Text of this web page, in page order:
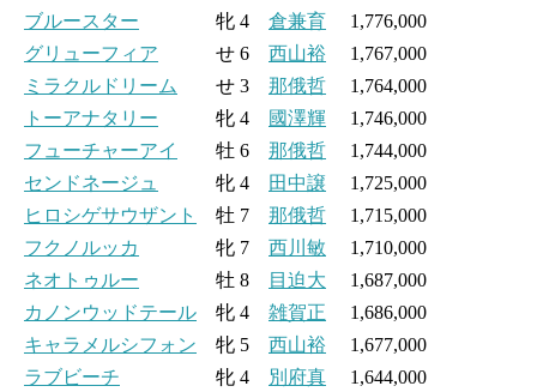
ブルースター 牝 4 倉兼育 1,776,000
グリューフィア せ 6 西山裕 1,767,000
ミラクルドリーム
せ 3 那俄哲 1,764,000
トーアナタリー 牝 4 國澤輝 1,746,000
フューチャーアイ
牡 6 那俄哲 1,744,000
センドネージュ
牝 4 田中譲 1,725,000
ヒロシゲサウザント
牡 7 那俄哲 1,715,000
フクノルッカ
牝 7 西川敏 1,710,000
ネオトゥルー 牡 8 目迫大 1,687,000
カノンウッドテール 牝 4 雑賀正 1,686,000
キャラメルシフォン 牝 5 西山裕 1,677,000
ラブビーチ 牝 4 別府真 1,644,000